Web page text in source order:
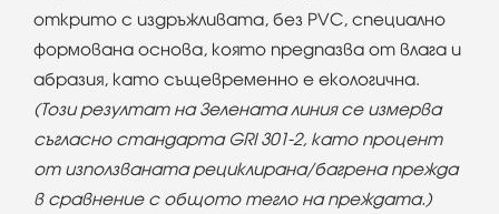
открито с издръжливата, без PVC, специално
формована основа, която предпазва от влага и
абразия, като същевременно е екологична.
(Този резултат на Зелената линия се измерва
съгласно стандарта GRI 301-2, като процент
от използваната рециклирана/багрена прежда
в сравнение с общото тегло на преждата.)